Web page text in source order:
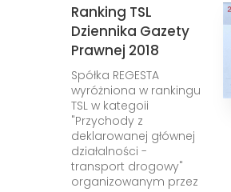
Ranking TSL
Dziennika Gazety
Prawnej 2018
Spółka REGESTA
wyróżniona w rankingu
TSL w kategoii
"Przychody z
deklarowanej głównej
działalności -
transport drogowy"
organizowanym przez